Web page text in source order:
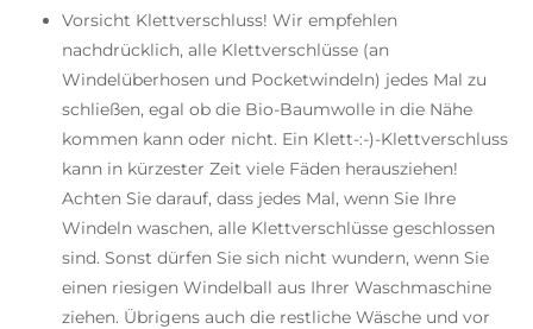
Vorsicht Klettverschluss! Wir empfehlen
nachdrücklich, alle Klettverschlüsse (an
Windelüberhosen und Pocketwindeln) jedes Mal zu
schließen, egal ob die Bio-Baumwolle in die Nähe
kommen kann oder nicht. Ein Klett-:-)-Klettverschluss
kann in kürzester Zeit viele Fäden herausziehen!
Achten Sie darauf, dass jedes Mal, wenn Sie Ihre
Windeln waschen, alle Klettverschlüsse geschlossen
sind. Sonst dürfen Sie sich nicht wundern, wenn Sie
einen riesigen Windelball aus Ihrer Waschmaschine
ziehen. Übrigens auch die restliche Wäsche und vor